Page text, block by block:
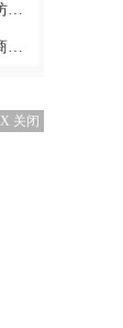
世界规模最大！青海电科院成立调相机仿真实验室
国网新疆电力有限公司关于调整全区工商业用户峰谷分时时段的公告
X 关闭